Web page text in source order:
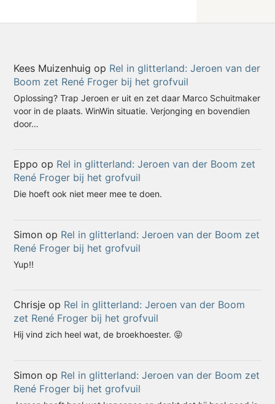
Kees Muizenhuig op Rel in glitterland: Jeroen van der
Boom zet René Froger bij het grofvuil
Oplossing? Trap Jeroen er uit en zet daar Marco Schuitmaker
voor in de plaats. WinWin situatie. Verjonging en bovendien
door…
Eppo op Rel in glitterland: Jeroen van der Boom zet
René Froger bij het grofvuil
Die hoeft ook niet meer mee te doen.
Simon op Rel in glitterland: Jeroen van der Boom zet
René Froger bij het grofvuil
Yup!!
Chrisje op Rel in glitterland: Jeroen van der Boom
zet René Froger bij het grofvuil
Hij vind zich heel wat, de broekhoester. 😝
Simon op Rel in glitterland: Jeroen van der Boom zet
René Froger bij het grofvuil